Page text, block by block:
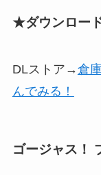
★ダウンロー
DLストア→倉
んでみる！
ゴージャス！